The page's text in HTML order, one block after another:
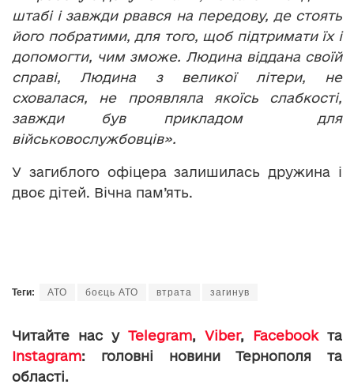
штабі і завжди рвався на передову, де стоять
його побратими, для того, щоб підтримати їх і
допомогти, чим зможе. Людина віддана своїй
справі, Людина з великої літери, не
сховалася, не проявляла якоїсь слабкості,
завжди був прикладом для
військовослужбовців».
У загиблого офіцера залишилась дружина і
двоє дітей. Вічна пам’ять.
Теги: АТО боєць АТО втрата загинув
Читайте нас у Telegram, Viber, Facebookта
Instagram: головні новини Тернополя та
області.